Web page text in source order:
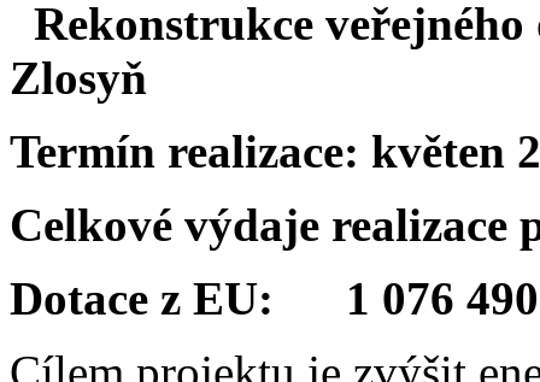
Rekonstrukce veřejného
Zlosyň
Termín realizace: květen
Celkové výdaje
Dotace z EU: 1 076